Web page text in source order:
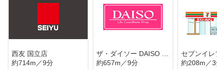
西友 国立店
約714m／9分
約657m／9分
約208m／